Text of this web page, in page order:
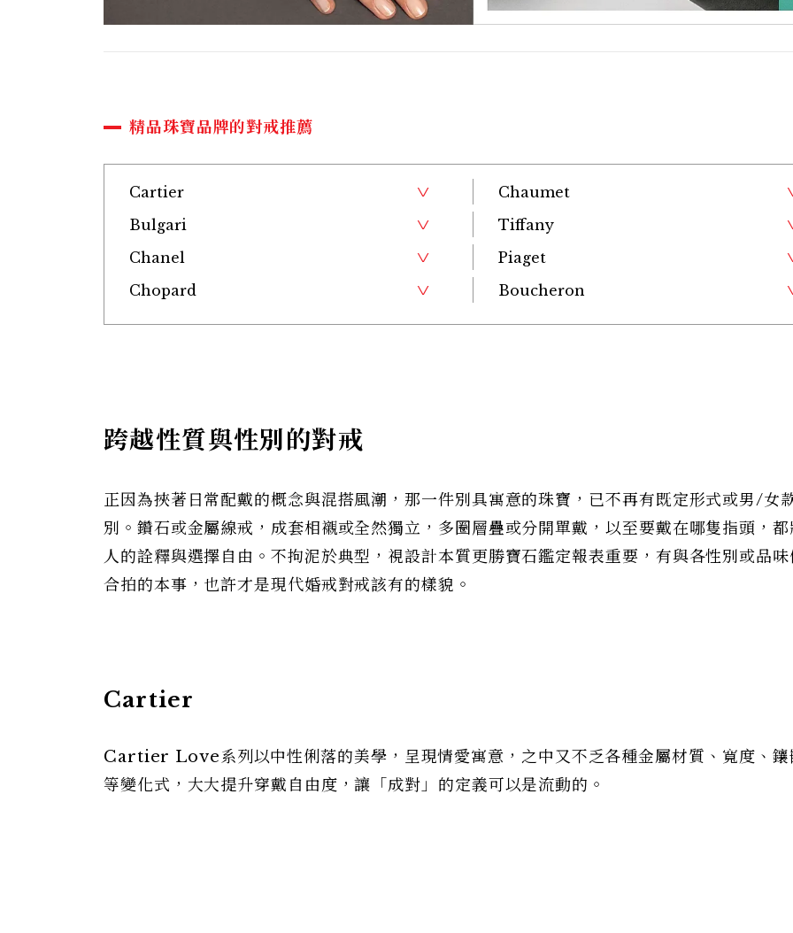
精品珠寶品牌的對戒推薦
Cartier
Chaumet
Bulgari
Tiffany
Chanel
Piaget
Chopard
Boucheron
跨越性質與性別的對戒
正因為挾著日常配戴的概念與混搭風潮，那一件別具寓意的珠寶，已不再有既定形式或男/女
別。鑽石或金屬線戒，成套相襯或全然獨立，多圈層疊或分開單戴，以至要戴在哪隻指頭，
人的詮釋與選擇自由。不拘泥於典型，視設計本質更勝寶石鑑定報表重要，有與各性別或品
合拍的本事，也許才是現代婚戒對戒該有的樣貌。
Cartier
Cartier Love系列以中性俐落的美學，呈現情愛寓意，之中又不乏各種金屬材質、寬度、鑲
等變化式，大大提升穿戴自由度，讓「成對」的定義可以是流動的。